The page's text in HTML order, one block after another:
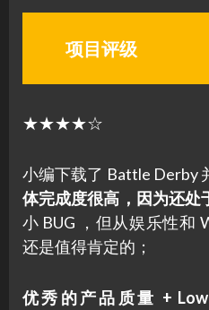
项目评级
★★★★☆
小编下载了 Battle Derby
体完成度很高，因为还处
小 BUG ，但从娱乐性和
还是值得肯定的；
优秀的产品质量 + Low